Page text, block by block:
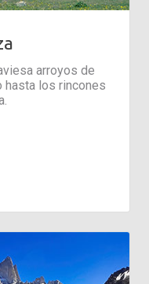
arroyos de
hasta los rincones